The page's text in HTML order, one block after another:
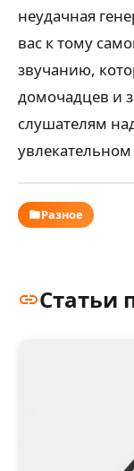
неудачная
вас к тому
звучанию,
домочадцев и
слушателям
Разное
Статьи